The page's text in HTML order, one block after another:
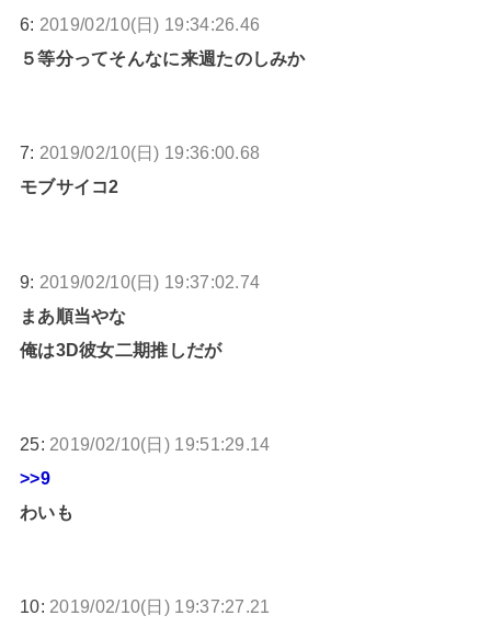
6: 2019/02/10(日) 19:34:26.46
５等分ってそんなに来週たのしみか
7: 2019/02/10(日) 19:36:00.68
モブサイコ2
9: 2019/02/10(日) 19:37:02.74
まあ順当やな
俺は3D彼女二期推しだが
25: 2019/02/10(日) 19:51:29.14
>>9
わいも
10: 2019/02/10(日) 19:37:27.21